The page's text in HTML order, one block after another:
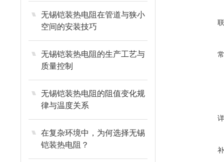
无锡铠装热电阻在管道与狭小
空间的安装技巧
无锡铠装热电阻的生产工艺与
质量控制
无锡铠装热电阻的阻值变化规
律与温度关系
在复杂环境中，为何选择无锡
铠装热电阻？